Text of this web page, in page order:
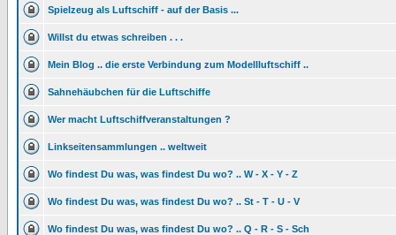
Spielzeug als Luftschiff - auf der Basis ...
Willst du etwas schreiben . . .
Mein Blog .. die erste Verbindung zum Modellluftschiff ..
Sahnehäubchen für die Luftschiffe
Wer macht Luftschiffveranstaltungen ?
Linkseitensammlungen .. weltweit
Wo findest Du was, was findest Du wo? .. W - X - Y - Z
Wo findest Du was, was findest Du wo? .. St - T - U - V
Wo findest Du was, was findest Du wo? .. Q - R - S - Sch